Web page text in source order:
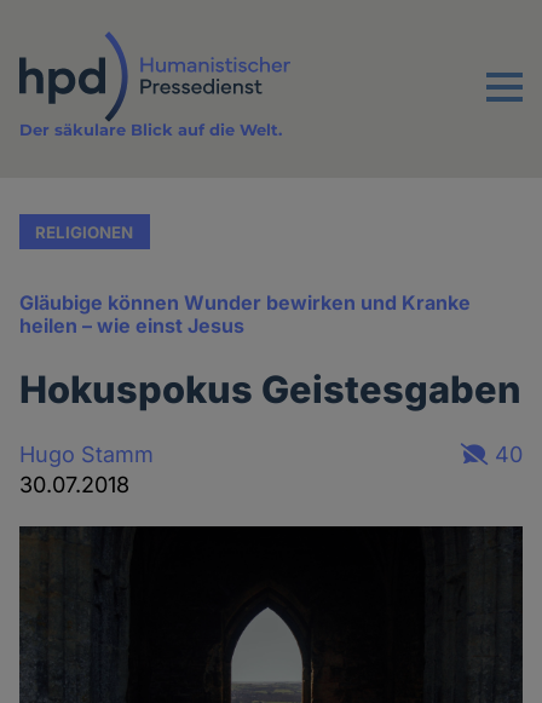
Inhalt
Menu
Der säkulare Blick auf die Welt.
RELIGIONEN
Gläubige können Wunder bewirken und Kranke
heilen – wie einst Jesus
Hokuspokus Geistesgaben
Hugo Stamm
30.07.2018
40